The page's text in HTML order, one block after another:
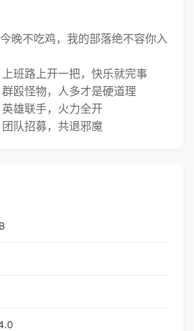
不吃鸡，我的部落绝不容你入
路上开一把，快乐就完事
怪物，人多才是硬道理
雄联手，火力全开
队招募，共退邪魔